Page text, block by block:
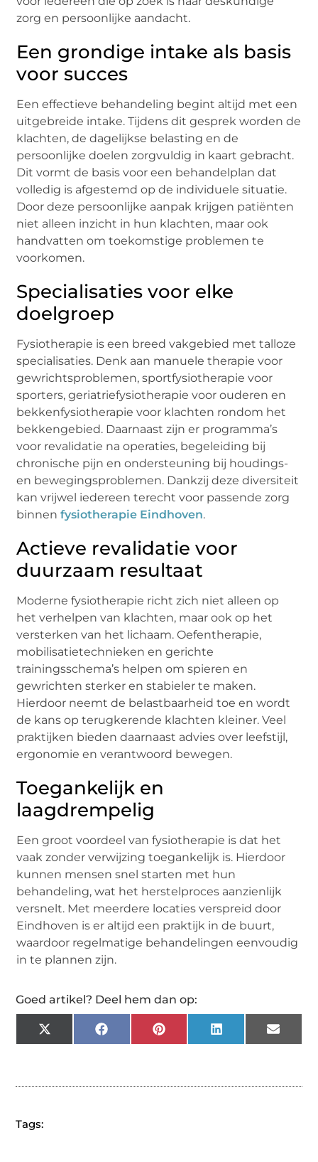
zorg en persoonlijke aandacht.
Een grondige intake als basis
voor succes
Een effectieve behandeling begint altijd met een
uitgebreide intake. Tijdens dit gesprek worden de
klachten, de dagelijkse belasting en de
persoonlijke doelen zorgvuldig in kaart gebracht.
Dit vormt de basis voor een behandelplan dat
volledig is afgestemd op de individuele situatie.
Door deze persoonlijke aanpak krijgen patiënten
niet alleen inzicht in hun klachten, maar ook
handvatten om toekomstige problemen te
voorkomen.
Specialisaties voor elke
doelgroep
Fysiotherapie is een breed vakgebied met talloze
specialisaties. Denk aan manuele therapie voor
gewrichtsproblemen, sportfysiotherapie voor
sporters, geriatriefysiotherapie voor ouderen en
bekkenfysiotherapie voor klachten rondom het
bekkengebied. Daarnaast zijn er programma’s
voor revalidatie na operaties, begeleiding bij
chronische pijn en ondersteuning bij houdings-
en bewegingsproblemen. Dankzij deze diversiteit
kan vrijwel iedereen terecht voor passende zorg
binnenfysiotherapie Eindhoven.
Actieve revalidatie voor
duurzaam resultaat
Moderne fysiotherapie richt zich niet alleen op
het verhelpen van klachten, maar ook op het
versterken van het lichaam. Oefentherapie,
mobilisatietechnieken en gerichte
trainingsschema’s helpen om spieren en
gewrichten sterker en stabieler te maken.
Hierdoor neemt de belastbaarheid toe en wordt
de kans op terugkerende klachten kleiner. Veel
praktijken bieden daarnaast advies over leefstijl,
ergonomie en verantwoord bewegen.
Toegankelijk en
laagdrempelig
Een groot voordeel van fysiotherapie is dat het
vaak zonder verwijzing toegankelijk is. Hierdoor
kunnen mensen snel starten met hun
behandeling, wat het herstelproces aanzienlijk
versnelt. Met meerdere locaties verspreid door
Eindhoven is er altijd een praktijk in de buurt,
waardoor regelmatige behandelingen eenvoudig
in te plannen zijn.
Goed artikel? Deel hem dan op:
X
(Twitter)
Facebook Pinterest LinkedIn Email
Tags: